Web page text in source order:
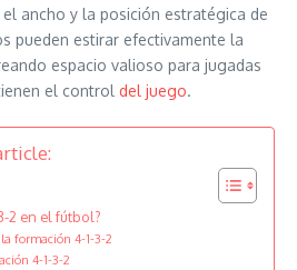
ancho y la posición estratégica de
pueden estirar efectivamente la
espacio valioso para jugadas
el control del juego.
2 en el fútbol?
formación 4-1-3-2
4-1-3-2